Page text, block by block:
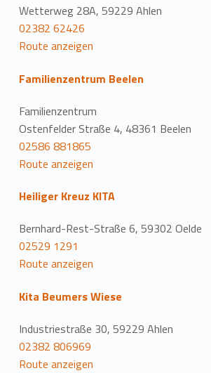
Wetterweg 28A, 59229 Ahlen
02382 62426
Route anzeigen
Familienzentrum Beelen
Familienzentrum
Ostenfelder Straße 4, 48361 Beelen
02586 881865
Route anzeigen
Heiliger Kreuz KITA
Bernhard-Rest-Straße 6, 59302 Oelde
02529 1291
Route anzeigen
Kita Beumers Wiese
Industriestraße 30, 59229 Ahlen
02382 806969
Route anzeigen